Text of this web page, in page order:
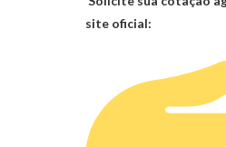
site oficial: